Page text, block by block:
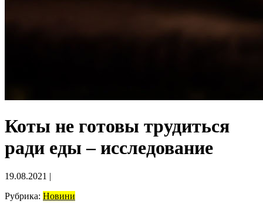
Коты не готовы трудиться
ради еды – исследование
19.08.2021 |
Рубрика: Новини